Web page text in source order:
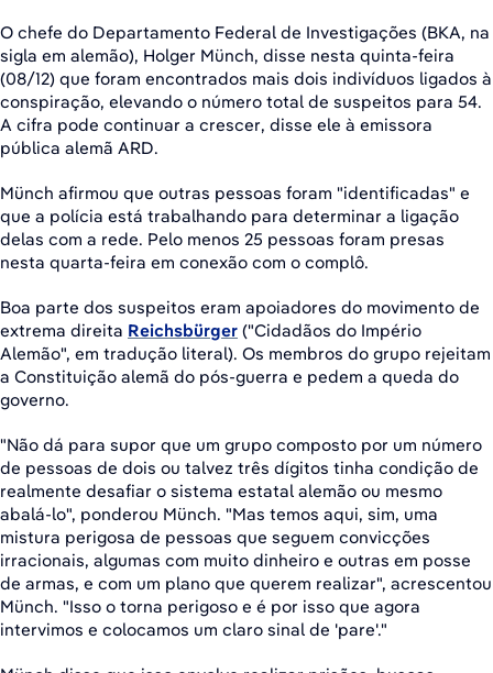
O chefe do Departamento Federal de Investigações (BKA, na
sigla em alemão), Holger Münch, disse nesta quinta-feira
(08/12) que foram encontrados mais dois indivíduos ligados à
conspiração, elevando o número total de suspeitos para 54.
A cifra pode continuar a crescer, disse ele à emissora
pública alemã ARD.
Münch afirmou que outras pessoas foram "identificadas" e
que a polícia está trabalhando para determinar a ligação
delas com a rede. Pelo menos 25 pessoas foram presas
nesta quarta-feira em conexão com o complô.
Boa parte dos suspeitos eram apoiadores do movimento de
extrema direita Reichsbürger ("Cidadãos do Império
Alemão", em tradução literal). Os membros do grupo rejeitam
a Constituição alemã do pós-guerra e pedem a queda do
governo.
"Não dá para supor que um grupo composto por um número
de pessoas de dois ou talvez três dígitos tinha condição de
realmente desafiar o sistema estatal alemão ou mesmo
abalá-lo", ponderou Münch. "Mas temos aqui, sim, uma
mistura perigosa de pessoas que seguem convicções
irracionais, algumas com muito dinheiro e outras em posse
de armas, e com um plano que querem realizar", acrescentou
Münch. "Isso o torna perigoso e é por isso que agora
intervimos e colocamos um claro sinal de 'pare'."